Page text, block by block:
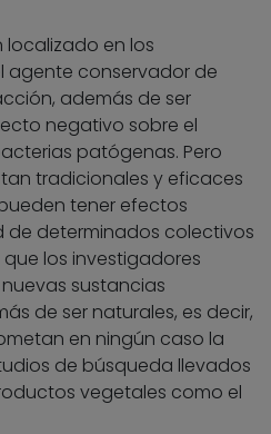
localizado en los
agente conservador de
además de ser
negativo sobre el
patógenas. Pero
tradicionales y eficaces
tener efectos
de determinados colectivos
los investigadores
sustancias
de ser naturales, es decir,
en ningún caso la
de búsqueda llevados
vegetales como el